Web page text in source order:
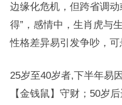
边缘化危机，但跨省调
得”，感情中，生肖虎与
性格差异易引发争吵，可
25岁至40岁者,下半年易
【金钱鼠】守财；50岁